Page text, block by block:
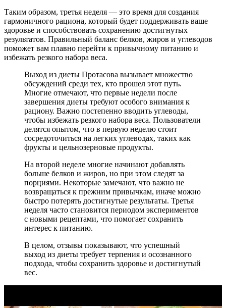
Таким образом, третья неделя — это время для создания
гармоничного рациона, который будет поддерживать ваше
здоровье и способствовать сохранению достигнутых
результатов. Правильный баланс белков, жиров и углеводов
поможет вам плавно перейти к привычному питанию и
избежать резкого набора веса.
Выход из диеты Протасова вызывает множество
обсуждений среди тех, кто прошел этот путь.
Многие отмечают, что первые недели после
завершения диеты требуют особого внимания к
рациону. Важно постепенно вводить углеводы,
чтобы избежать резкого набора веса. Пользователи
делятся опытом, что в первую неделю стоит
сосредоточиться на легких углеводах, таких как
фрукты и цельнозерновые продукты.
На второй неделе многие начинают добавлять
больше белков и жиров, но при этом следят за
порциями. Некоторые замечают, что важно не
возвращаться к прежним привычкам, иначе можно
быстро потерять достигнутые результаты. Третья
неделя часто становится периодом экспериментов
с новыми рецептами, что помогает сохранить
интерес к питанию.
В целом, отзывы показывают, что успешный
выход из диеты требует терпения и осознанного
подхода, чтобы сохранить здоровье и достигнутый
вес.